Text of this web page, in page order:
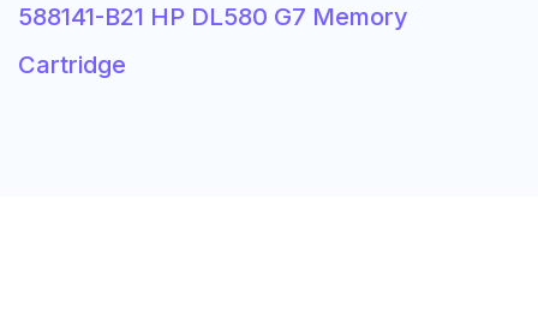
588141-B21 HP DL580 G7 Memory
Cartridge